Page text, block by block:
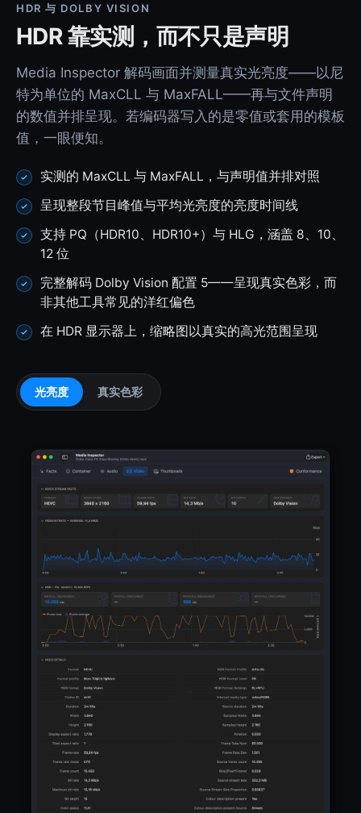
HDR 与 DOLBY VISION
HDR 靠实测，而不只是声明
Media Inspector 解码画面并测量真实光亮度——以尼
特为单位的 MaxCLL 与 MaxFALL——再与文件声明
的数值并排呈现。若编码器写入的是零值或套用的模板
值，一眼便知。
实测的 MaxCLL 与 MaxFALL，与声明值并排对照
呈现整段节目峰值与平均光亮度的亮度时间线
支持 PQ（HDR10、HDR10+）与 HLG，涵盖 8、10、
12 位
完整解码 Dolby Vision 配置 5——呈现真实色彩，而
非其他工具常见的洋红偏色
在 HDR 显示器上，缩略图以真实的高光范围呈现
光亮度 真实色彩